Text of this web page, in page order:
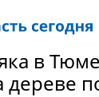
в